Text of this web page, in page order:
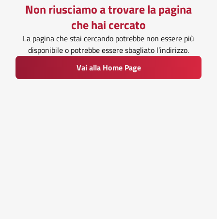
Non riusciamo a trovare la pagina
che hai cercato
La pagina che stai cercando potrebbe non essere più
disponibile o potrebbe essere sbagliato l’indirizzo.
Vai alla Home Page